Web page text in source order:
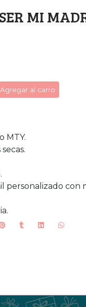
MI
Agregar al carro
MTY.
personalizado